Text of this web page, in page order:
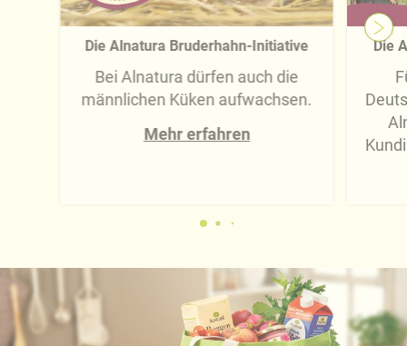
Die Alnatura Bruderhahn-Initiative
Bei Alnatura dürfen auch die
männlichen Küken aufwachsen.
Mehr erfahren
Die